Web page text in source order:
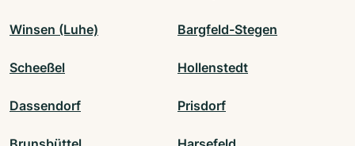
Winsen (Luhe) Bargfeld-Stegen
Scheeßel Hollenstedt
Dassendorf Prisdorf